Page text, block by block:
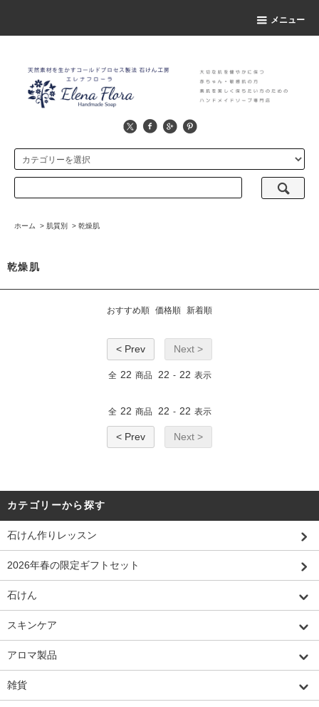
メニュー
ホーム > 肌質別 > 乾燥肌
乾燥肌
おすすめ順 価格順 新着順
< Prev Next >
全 22 商品 22 - 22 表示
全 22 商品 22 - 22 表示
< Prev Next >
カテゴリーから探す
石けん作りレッスン
2026年春の限定ギフトセット
石けん
スキンケア
アロマ製品
雑貨